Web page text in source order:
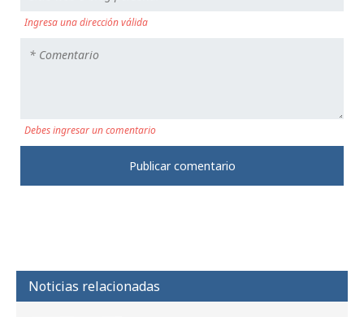
Ingresa una dirección válida
Debes ingresar un comentario
Noticias relacionadas